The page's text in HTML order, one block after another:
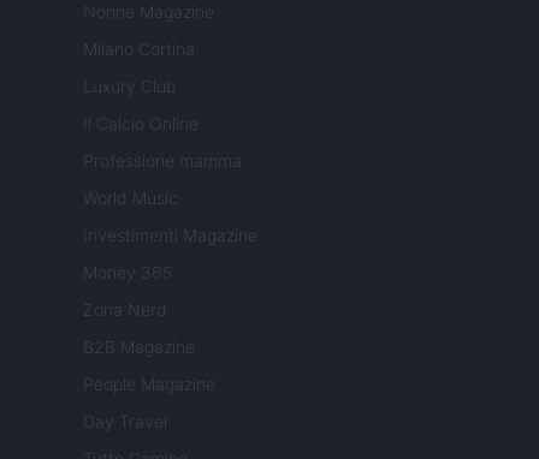
Nonne Magazine
Milano Cortina
Luxury Club
Il Calcio Online
Professione mamma
World Music
Investimenti Magazine
Money 365
Zona Nerd
B2B Magazine
People Magazine
Day Travel